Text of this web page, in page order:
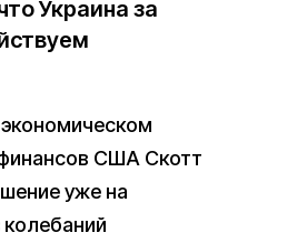
Украина за
США Скотт
уже на